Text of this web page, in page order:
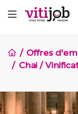
Offres
Chai /